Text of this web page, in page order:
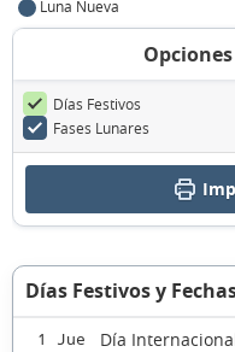
Luna Nueva
Días Festivos
Fases Lunares
Días Festivos y
1 Jue Día